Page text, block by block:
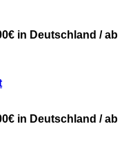
in Deutschland / ab
in Deutschland / ab